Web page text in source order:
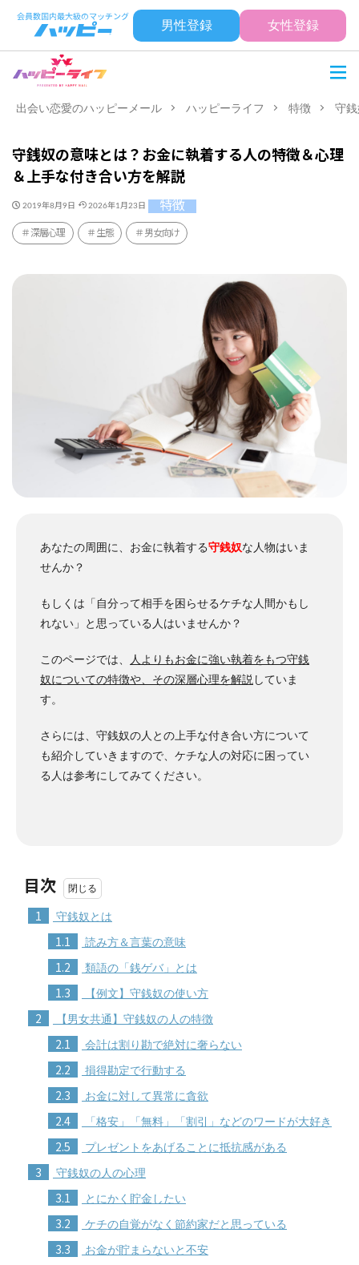
男性登録 女性登録
出会い恋愛のハッピーメール ハッピーライフ 特徴 守
守銭奴の意味とは？お金に執着する人の特徴＆心理
＆上手な付き合い方を解説
2019年8月9日 2026年1月23日 特徴
深層心理 生態 男女向け
あなたの周囲に、お金に執着する守銭奴な人物はいま
せんか？
もしくは「自分って相手を困らせるケチな人間かもし
れない」と思っている人はいませんか？
このページでは、
人よりもお金に強い執着をもつ守銭
奴についての特徴や、その深層心理を解説 していま
す。
さらには、守銭奴の人との上手な付き合い方について
も紹介していきますので、ケチな人の対応に困ってい
る人は参考にしてみてください。
目次
1 守銭奴とは
1.1 読み方＆言葉の意味
1.2 類語の「銭ゲバ」とは
1.3 【例文】守銭奴の使い方
2 【男女共通】守銭奴の人の特徴
2.1 会計は割り勘で絶対に奢らない
2.2 損得勘定で行動する
2.3 お金に対して異常に貪欲
2.4 「格安」「無料」「割引」などのワードが大好き
2.5 プレゼントをあげることに抵抗感がある
3 守銭奴の人の心理
3.1 とにかく貯金したい
3.2 ケチの自覚がなく節約家だと思っている
3.3 お金が貯まらないと不安